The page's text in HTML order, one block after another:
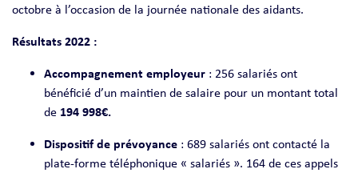
octobre à l’occasion de la journée nationale des aidants.
Résultats 2022 :
Accompagnement employeur : 256 salariés ont
bénéficié d’un maintien de salaire pour un montant total
de 194 998€.
Dispositif de prévoyance : 689 salariés ont contacté la
plate-forme téléphonique « salariés ». 164 de ces appels